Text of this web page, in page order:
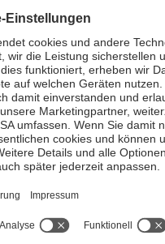
Standardkopf,
Kupplung
HE21KL:Standardkopf,
Lux, KaVo-Kupplung
HE21SL:Standardkopf,
Lux, Sirona-Kupplung
HE21NL:
Standardkopf,
Lux, NSK-Kupplung
HE21WL:Standardkopf,